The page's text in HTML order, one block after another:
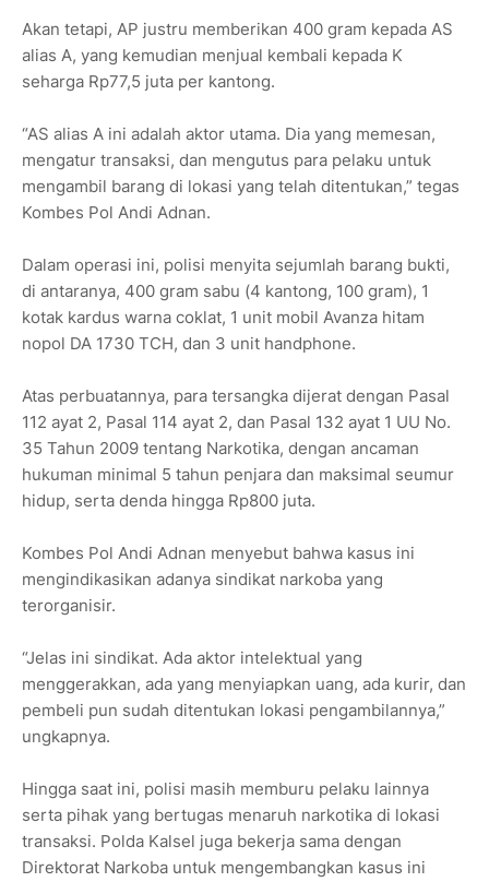
Akan tetapi, AP justru memberikan 400 gram kepada AS
alias A, yang kemudian menjual kembali kepada K
seharga Rp77,5 juta per kantong.
“AS alias A ini adalah aktor utama. Dia yang memesan,
mengatur transaksi, dan mengutus para pelaku untuk
mengambil barang di lokasi yang telah ditentukan,” tegas
Kombes Pol Andi Adnan.
Dalam operasi ini, polisi menyita sejumlah barang bukti,
di antaranya, 400 gram sabu (4 kantong, 100 gram), 1
kotak kardus warna coklat, 1 unit mobil Avanza hitam
nopol DA 1730 TCH, dan 3 unit handphone.
Atas perbuatannya, para tersangka dijerat dengan Pasal
112 ayat 2, Pasal 114 ayat 2, dan Pasal 132 ayat 1 UU No.
35 Tahun 2009 tentang Narkotika, dengan ancaman
hukuman minimal 5 tahun penjara dan maksimal seumur
hidup, serta denda hingga Rp800 juta.
Kombes Pol Andi Adnan menyebut bahwa kasus ini
mengindikasikan adanya sindikat narkoba yang
terorganisir.
“Jelas ini sindikat. Ada aktor intelektual yang
menggerakkan, ada yang menyiapkan uang, ada kurir, dan
pembeli pun sudah ditentukan lokasi pengambilannya,”
ungkapnya.
Hingga saat ini, polisi masih memburu pelaku lainnya
serta pihak yang bertugas menaruh narkotika di lokasi
transaksi. Polda Kalsel juga bekerja sama dengan
Direktorat Narkoba untuk mengembangkan kasus ini